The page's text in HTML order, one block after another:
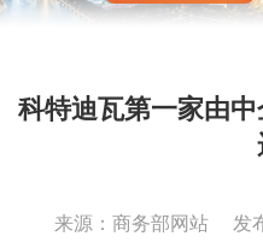
科特迪瓦第一家由
来源：商务部网站
发